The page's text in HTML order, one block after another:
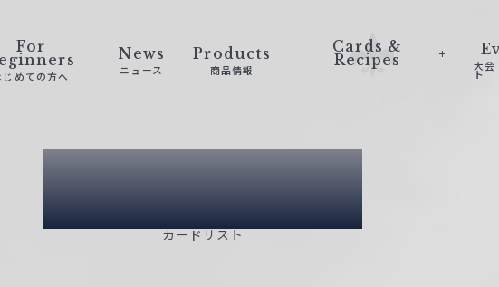
For
じめての方へ
News
ニュース
Products
商品情報
Cards &
Recipes 大会
ト
Card List
カードリスト